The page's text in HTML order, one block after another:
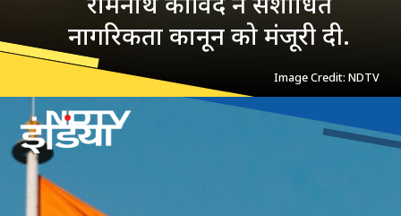
नागरिकता कानून को मंजूरी दी.
Image Credit: NDTV